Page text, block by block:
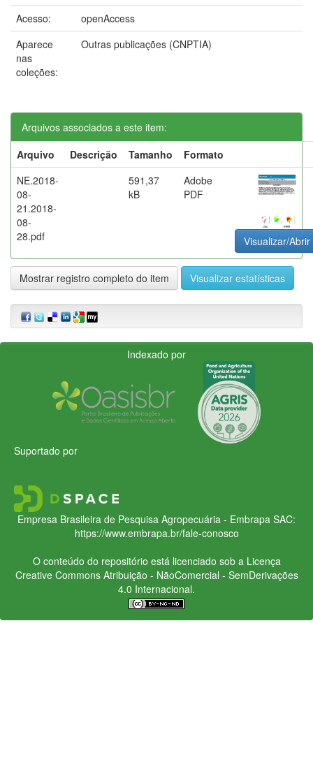
Acesso:
openAccess
Aparece
nas
coleções:
Outras publicações (CNPTIA)
Arquivos associados a este item:
Arquivo
Descrição Tamanho
Formato
NE.2018-
08-
21.2018-
08-
28.pdf
591,37
kB
Adobe
PDF
Visualizar/Abrir
Mostrar registro completo do item Visualizar estatísticas
Indexado por
Suportado por
Empresa Brasileira de Pesquisa Agropecuária - Embrapa SAC:
https://www.embrapa.br/fale-conosco
O conteúdo do repositório está licenciado sob a Licença
Creative CommonsAtribuição - NãoComercial - SemDerivações
4.0 Internacional.